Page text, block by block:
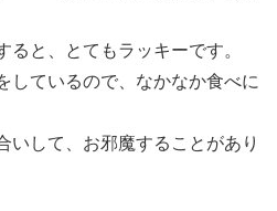
ると、とてもラッキーです。
しているので、なかなか食べに
いして、お邪魔することがあり